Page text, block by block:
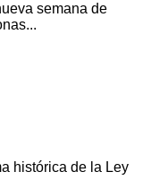
semana de
histórica de la Ley